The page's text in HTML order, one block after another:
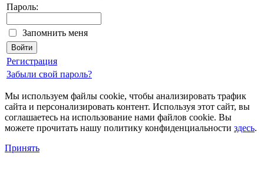
Пароль:
Запомнить меня
Регистрация
Забыли свой пароль?
Мы используем файлы cookie, чтобы анализировать трафик
сайта и персонализировать контент. Используя этот сайт, вы
соглашаетесь на использование нами файлов cookie. Вы
можете прочитать нашу политику конфиденциальности здесь.
Принять